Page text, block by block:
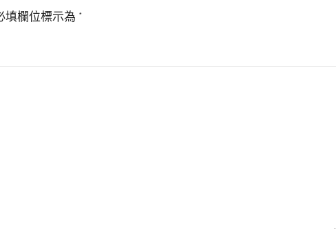
填欄位標示為 *